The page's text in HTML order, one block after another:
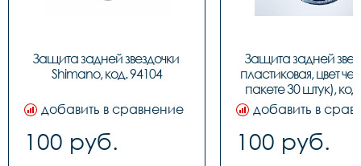
Защита задней звездочки
Shimano, код. 94104
добавить в сравнение
100 руб.
Защита задней
пластиковая, цвет
пакете 30 штук),
добавить в
100 руб.